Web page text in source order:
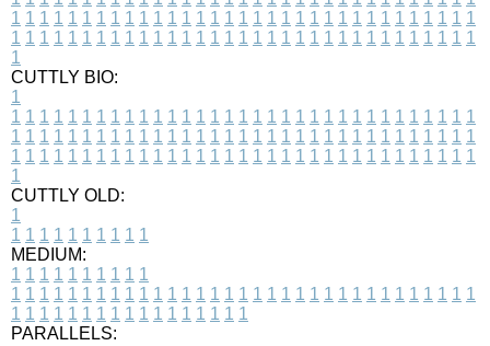
1 1 1 1 1 1 1 1 1 1 1 1 1 1 1 1 1 1 1 1 1 1 1 1 1 1 1 1 1 1 1 1 1
1 1 1 1 1 1 1 1 1 1 1 1 1 1 1 1 1 1 1 1 1 1 1 1 1 1 1 1 1 1 1 1 1
1
CUTTLY BIO:
1
1 1 1 1 1 1 1 1 1 1 1 1 1 1 1 1 1 1 1 1 1 1 1 1 1 1 1 1 1 1 1 1 1
1 1 1 1 1 1 1 1 1 1 1 1 1 1 1 1 1 1 1 1 1 1 1 1 1 1 1 1 1 1 1 1 1
1 1 1 1 1 1 1 1 1 1 1 1 1 1 1 1 1 1 1 1 1 1 1 1 1 1 1 1 1 1 1 1 1
1
CUTTLY OLD:
1
1 1 1 1 1 1 1 1 1 1
MEDIUM:
1 1 1 1 1 1 1 1 1 1
1 1 1 1 1 1 1 1 1 1 1 1 1 1 1 1 1 1 1 1 1 1 1 1 1 1 1 1 1 1 1 1 1
1 1 1 1 1 1 1 1 1 1 1 1 1 1 1 1 1
PARALLELS: